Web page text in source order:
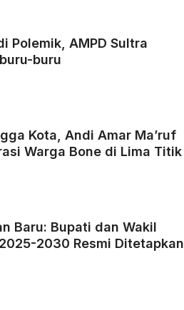
Polemik, AMPD Sultra
buru
Kota, Andi Amar Ma’ruf
Warga Bone di Lima Titik
Baru: Bupati dan Wakil
2030 Resmi Ditetapkan